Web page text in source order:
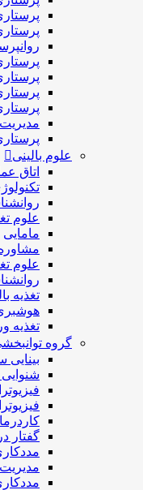
علوم بالینی
اتاق
علوم
مامایی
علوم
تغذیه
تغذيه
گروه
گفتار